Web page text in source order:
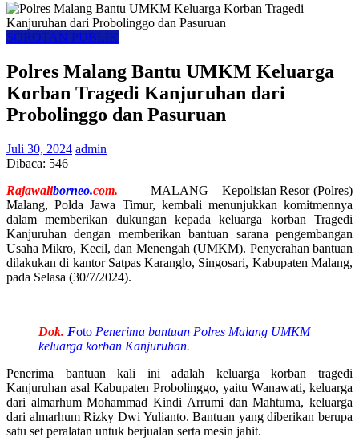
SOROTAN PUBLIK
Polres Malang Bantu UMKM Keluarga
Korban Tragedi Kanjuruhan dari
Probolinggo dan Pasuruan
Juli 30, 2024 admin
Dibaca: 546
Rajawaliborneo.com.
MALANG – Kepolisian Resor (Polres)
Malang, Polda Jawa Timur, kembali menunjukkan komitmennya
dalam memberikan dukungan kepada keluarga korban Tragedi
Kanjuruhan dengan memberikan bantuan sarana pengembangan
Usaha Mikro, Kecil, dan Menengah (UMKM). Penyerahan bantuan
dilakukan di kantor Satpas Karanglo, Singosari, Kabupaten Malang,
pada Selasa (30/7/2024).
Dok. Foto Penerima bantuan Polres Malang UMKM
keluarga korban Kanjuruhan.
Penerima bantuan kali ini adalah keluarga korban tragedi
Kanjuruhan asal Kabupaten Probolinggo, yaitu Wanawati, keluarga
dari almarhum Mohammad Kindi Arrumi dan Mahtuma, keluarga
dari almarhum Rizky Dwi Yulianto. Bantuan yang diberikan berupa
satu set peralatan untuk berjualan serta mesin jahit.